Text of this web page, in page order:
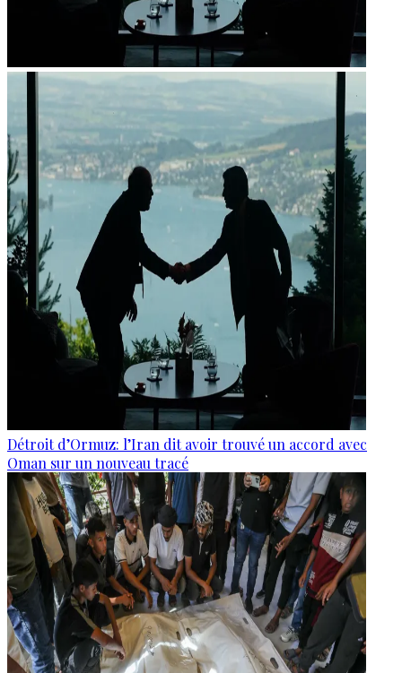
Détroit d’Ormuz: l’Iran dit avoir trouvé un accord avec
Oman sur un nouveau tracé